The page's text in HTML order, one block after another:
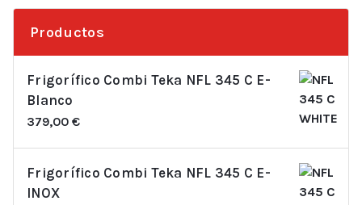
Productos
Frigorífico Combi Teka NFL 345 C E-
Blanco
379,00 €
Frigorífico Combi Teka NFL 345 C E-
INOX